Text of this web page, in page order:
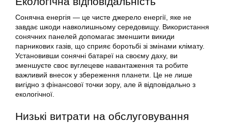
Сонячна енергія — це чисте джерело енергії, яке не
завдає шкоди навколишньому середовищу. Використання
сонячних панелей допомагає зменшити викиди
парникових газів, що сприяє боротьбі зі змінами клімату.
Установивши сонячні батареї на своєму даху, ви
зменшуєте своє вуглецеве навантаження та робите
важливий внесок у збереження планети. Це не лише
вигідно з фінансової точки зору, але й відповідально з
екологічної.
Низькі витрати на обслуговування